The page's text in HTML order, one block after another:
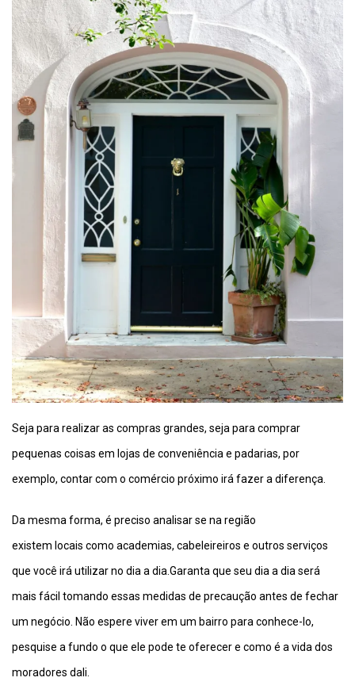
Seja para realizar as compras grandes, seja para comprar
pequenas coisas em lojas de conveniência e padarias, por
exemplo, contar com o comércio próximo irá fazer a diferença.
Da mesma forma, é preciso analisar se na região
existem locais como academias, cabeleireiros e outros serviços
que você irá utilizar no dia a dia.Garanta que seu dia a dia será
mais fácil tomando essas medidas de precaução antes de fechar
um negócio. Não espere viver em um bairro para conhece-lo,
pesquise a fundo o que ele pode te oferecer e como é a vida dos
moradores dali.